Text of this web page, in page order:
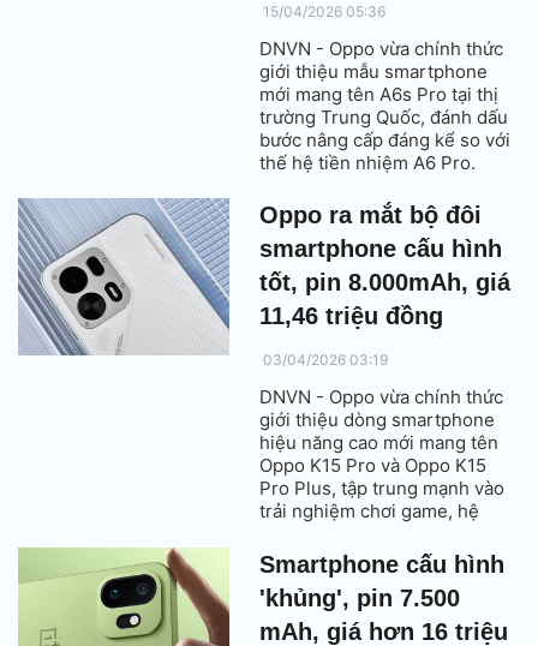
15/04/2026 05:36
DNVN - Oppo vừa chính thức
giới thiệu mẫu smartphone
mới mang tên A6s Pro tại thị
trường Trung Quốc, đánh dấu
bước nâng cấp đáng kể so với
thế hệ tiền nhiệm A6 Pro.
Oppo ra mắt bộ đôi
smartphone cấu hình
tốt, pin 8.000mAh, giá
11,46 triệu đồng
03/04/2026 03:19
DNVN - Oppo vừa chính thức
giới thiệu dòng smartphone
hiệu năng cao mới mang tên
Oppo K15 Pro và Oppo K15
Pro Plus, tập trung mạnh vào
trải nghiệm chơi game, hệ
tiến cùng cấu hình phần cứng
hàng đầu trong phân khúc.
Smartphone cấu hình
'khủng', pin 7.500
mAh, giá hơn 16 triệu